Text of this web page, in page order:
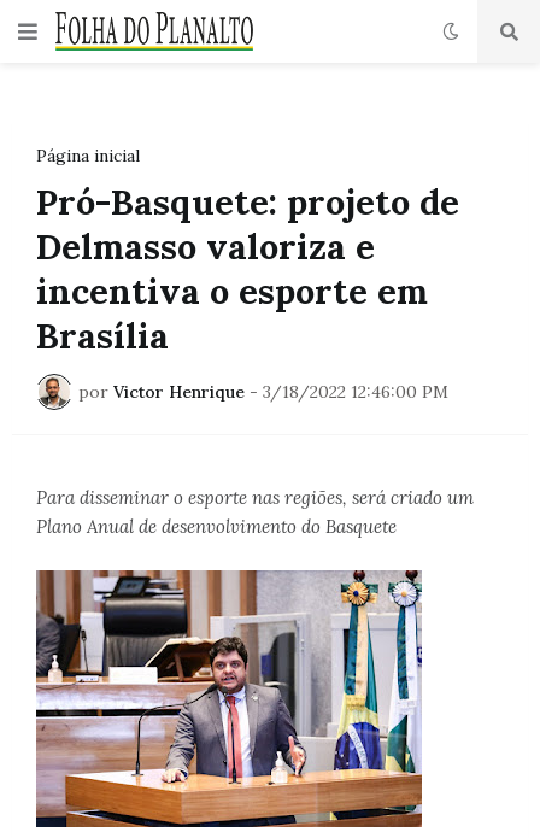
Página inicial
Pró-Basquete: projeto de
Delmasso valoriza e
incentiva o esporte em
Brasília
por Victor Henrique - 3/18/2022 12:46:00 PM
Para disseminar o esporte nas regiões, será criado um
Plano Anual de desenvolvimento do Basquete